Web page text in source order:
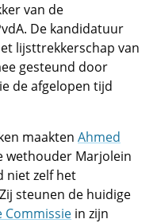
van de
De kandidatuur
lijsttrekkerschap van
gesteund door
de afgelopen tijd
maakten Ahmed
wethouder Marjolein
niet zelf het
steunen de huidige
Commissie in zijn